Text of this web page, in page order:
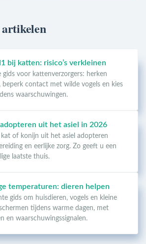
bij katten: risico’s verkleinen
gids voor kattenverzorgers: herken
beperk contact met wilde vogels en kies
waarschuwingen.
uit het asiel in 2026
kat of konijn uit het asiel adopteren
en eerlijke zorg. Zo geeft u een
laatste thuis.
temperaturen: dieren helpen
gids om huisdieren, vogels en kleine
tijdens warme dagen, met
en waarschuwingssignalen.